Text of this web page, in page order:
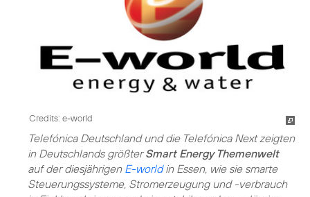
Credits: e-world
Telefónica Deutschland und die Telefónica Next zeigten
in Deutschlands größterSmart Energy Themenwelt
auf der diesjährigen E-worldin Essen, wie sie smarte
Steuerungssysteme, Stromerzeugung und -verbrauch